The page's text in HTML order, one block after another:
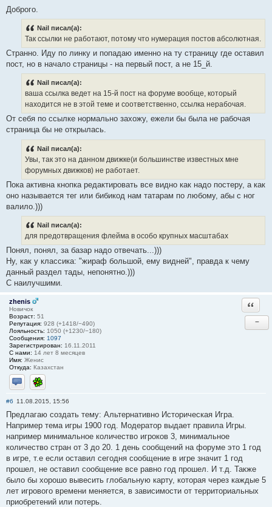
Доброго.
Nail писал(а):
Так ссылки не работают, потому что нумерация постов абсолютная.
Странно. Иду по линку и попадаю именно на ту страницу где оставил
пост, но в начало страницы - на первый пост, а не 15_й.
Nail писал(а):
ваша ссылка ведет на 15-й пост на форуме вообще, который
находится не в этой теме и соответственно, ссылка нерабочая.
От себя по ссылке нормально захожу, ежели бы была не рабочая
страница бы не открылась.
Nail писал(а):
Увы, так это на данном движке(и большинстве известных мне
форумных движков) не работает.
Пока активна кнопка редактировать все видно как надо постеру, а как
оно называется тег или бибикод нам татарам по любому, абы с ног
валило.)))
Nail писал(а):
для предотвращения флейма в особо крупных масштабах
Понял, понял, за базар надо отвечать...)))
Ну, как у классика: "жираф большой, ему видней", правда к чему
данный раздел тады, непонятно.)))
С наилучшими.
zhenis
Новичок
Возраст: 51
Репутация: 928 (+1418/−490)
Лояльность: 1050 (+1230/−180)
Сообщения: 1097
Зарегистрирован: 16.11.2011
С нами: 14 лет 8 месяцев
Имя: Женис
Откуда: Казахстан
Отправить личное сообщение
ICQ
−
#6 11.08.2015, 15:56
Предлагаю создать тему: Альтернативно Историческая Игра.
Например тема игры 1900 год. Модератор выдает правила Игры.
например минимальное количество игроков 3, минимальное
количество стран от 3 до 20. 1 день сообщений на форуме это 1 год
в игре, т.е если оставил сегодня сообщение в игре значит 1 год
прошел, не оставил сообщение все равно год прошел. И т.д. Также
было бы хорошо вывесить глобальную карту, которая через каждые 5
лет игрового времени меняется, в зависимости от территориальных
приобретений или потерь.